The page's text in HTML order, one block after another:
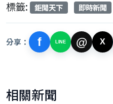
標籤: 鉅聞天下 即時新聞
分享： f LINE @ X
相關新聞